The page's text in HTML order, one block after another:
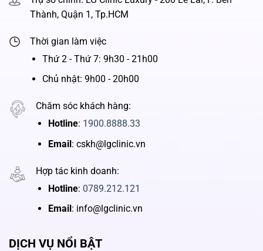
Thành, Quận 1, Tp.HCM
Thời gian làm việc
Thứ 2 - Thứ 7: 9h30 - 21h00
Chủ nhật: 9h00 - 20h00
Chăm sóc khách hàng:
Hotline: 1900.8888.33
Email: cskh@lgclinic.vn
Hợp tác kinh doanh:
Hotline: 0789.212.121
Email : info@lgclinic.vn
DỊCH VỤ NỔI BẬT